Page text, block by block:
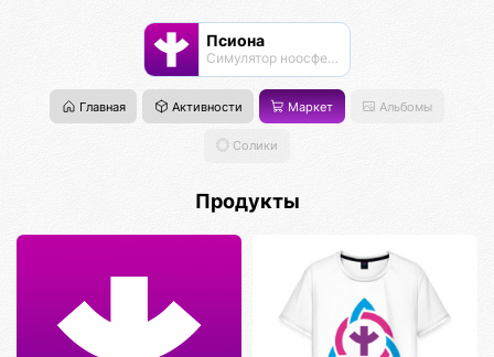
Псиона
Cимулятор ноосферы
Главная Активности Маркет Альбомы
Солики
Продукты